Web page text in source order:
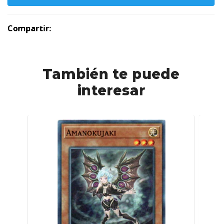
Compartir:
También te puede
interesar